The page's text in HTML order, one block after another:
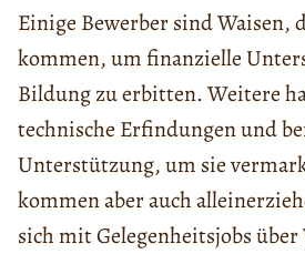
Einige Bewerber sind Waisen,
kommen, um finanzielle
Bildung zu erbitten. Weitere
technische Erfindungen und
Unterstützung, um sie
kommen aber auch
sich mit Gelegenheitsjobs